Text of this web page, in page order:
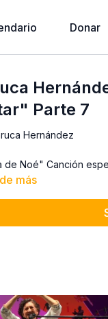
Donar
Parte 7
Hernández
de Noé" Canción
más